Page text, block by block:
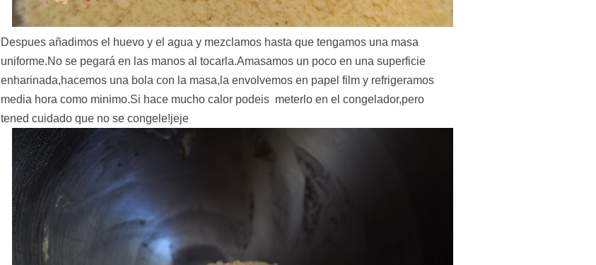
Despues añadimos el huevo y el agua y mezclamos hasta que tengamos una masa
uniforme.No se pegará en las manos al tocarla.Amasamos un poco en una superficie
enharinada,hacemos una bola con la masa,la envolvemos en papel film y refrigeramos
media hora como minimo.Si hace mucho calor podeis meterlo en el congelador,pero
tened cuidado que no se congele!jeje